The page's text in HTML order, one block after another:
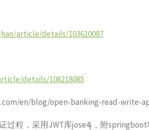
article/details/103610087
details/108218085
en/blog/open-banking-read-write-
过程，采用JWT库jose4j，附